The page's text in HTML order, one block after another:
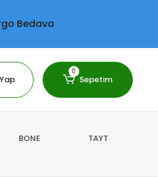
Bedava
0
Sepetim
BONE TAYT